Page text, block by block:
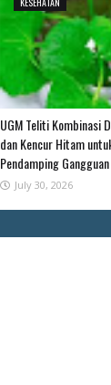
UGM Teliti Kombinasi
dan Kencur Hitam
Pendamping
July 30, 2026